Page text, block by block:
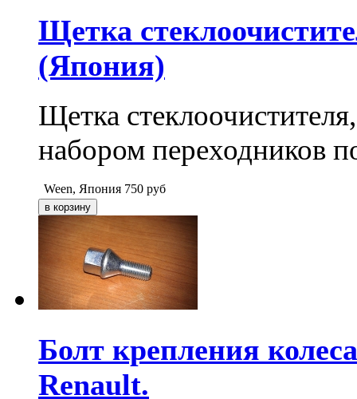
Щетка
(Япония)
Щетка
набором переходников
Ween, Япония 750 руб
Болт крепления
Renault.